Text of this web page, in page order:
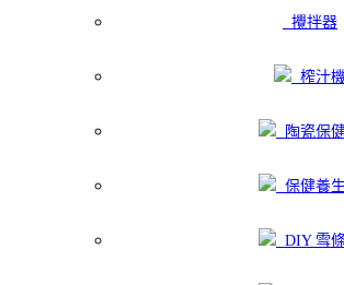
攪拌器
榨汁
陶瓷保
保健養
DIY 雪